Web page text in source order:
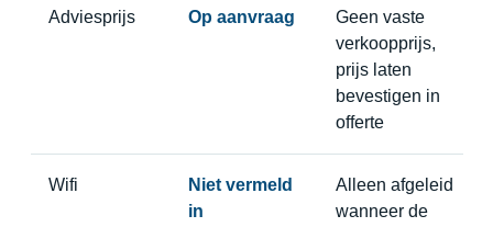
Adviesprijs Op aanvraag
Geen vaste
verkoopprijs,
prijs laten
bevestigen in
offerte
Wifi
Niet vermeld
in
Alleen afgeleid
wanneer de